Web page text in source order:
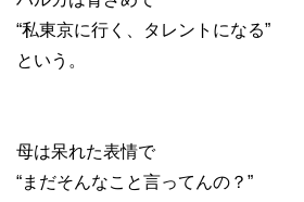
“私東京に行く、タレントになる”
という。
母は呆れた表情で
“まだそんなこと言ってんの？”